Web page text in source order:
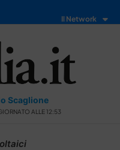
Il Network
Scaglione
ALLE 12:53